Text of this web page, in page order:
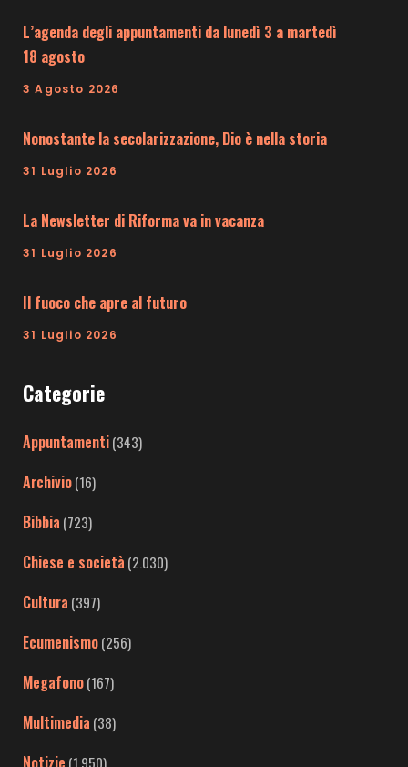
L’agenda degli appuntamenti da lunedì 3 a martedì
18 agosto
3 Agosto 2026
Nonostante la secolarizzazione, Dio è nella storia
31 Luglio 2026
La Newsletter di Riforma va in vacanza
31 Luglio 2026
Il fuoco che apre al futuro
31 Luglio 2026
Categorie
Appuntamenti(343)
Archivio(16)
Bibbia (723)
Chiese e società (2.030)
Cultura (397)
Ecumenismo(256)
Megafono(167)
Multimedia (38)
Notizie (1.950)